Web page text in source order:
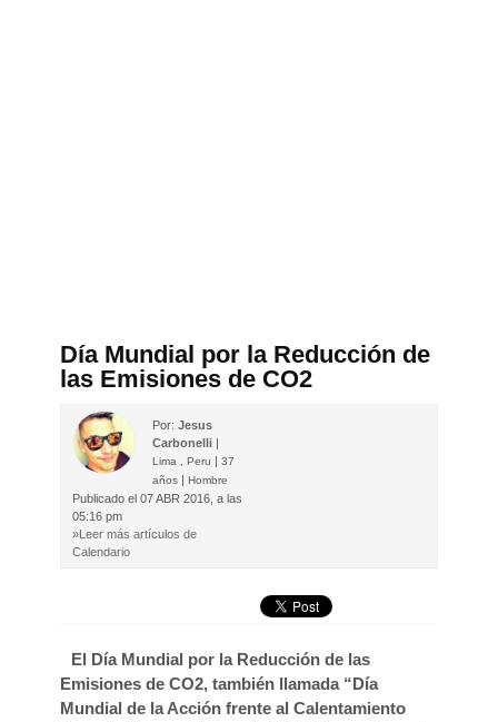
Día Mundial por la Reducción de
las Emisiones de CO2
Por:Jesus
Carbonelli |
Lima , Peru |37
años |Hombre
Publicado el 07 ABR 2016, a las
05:16 pm
»Leer más artículos de
Calendario
El Día Mundial por la Reducción de las
Emisiones de CO2, también llamada “Día
Mundial de la Acción frente al Calentamiento